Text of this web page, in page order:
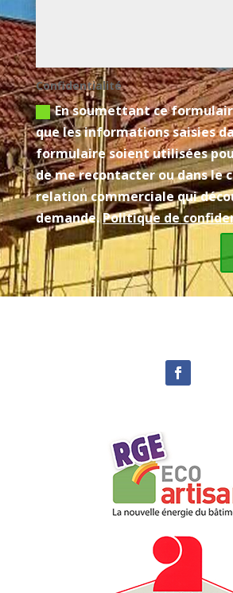
Confidentialité
En soumettant ce
que les informations saisies
formulaire soient utilisées
de me recontacter ou dans le
relation commerciale qui
demande.Politique de